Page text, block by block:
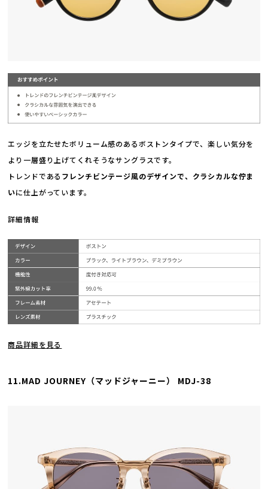
エッジを立たせたボリューム感のあるボストンタイプで、楽しい気分を
より一層盛り上げてくれそうなサングラスです。
トレンドである フレンチビンテージ風のデザインで、クラシカルな佇ま
いに仕上がっています。
詳細情報
商品詳細を見る
11.MAD JOURNEY（マッドジャーニー） MDJ-38